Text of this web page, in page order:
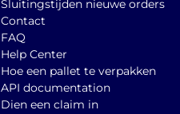
Sluitingstijden nieuwe orders
Contact
FAQ
Help Center
Hoe een pallet te verpakken
API documentation
Dien een claim in